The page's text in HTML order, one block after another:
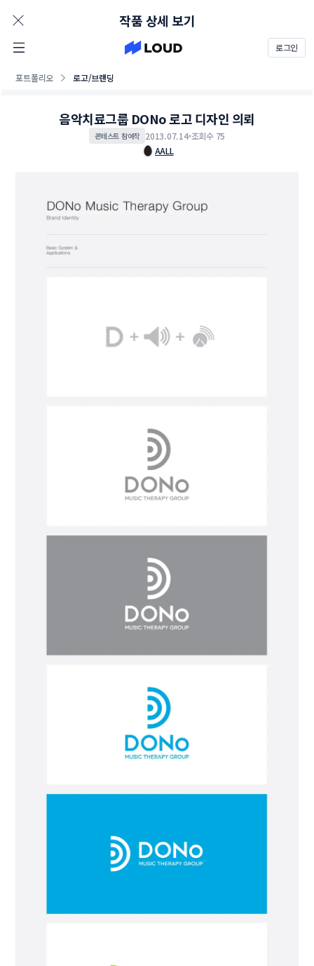
로그인
포트폴리오 로고/브랜딩
작품 상세 보기
음악치료그룹 DONo 로고 디자인 의뢰
콘테스트 참여작 2013.07.14 조회수 75
AALL